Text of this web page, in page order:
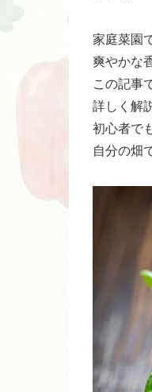
家庭菜園
爽やかな
この記事
詳しく解
初心者で
自分の畑